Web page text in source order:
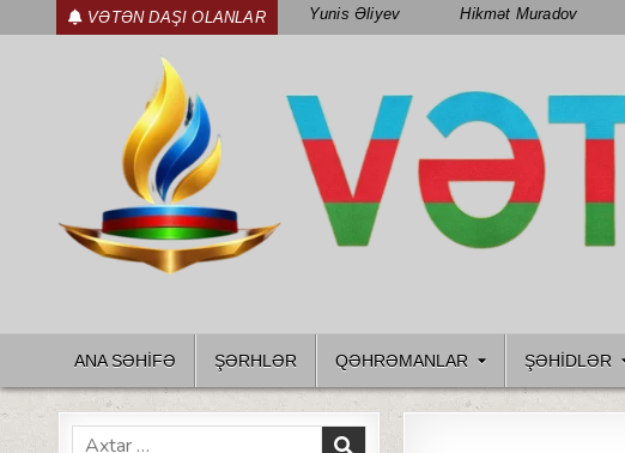
to
VƏTƏN DAŞI OLANLAR Yunis Əliyev Hikmət Muradov
ANA SƏHİFƏ ŞƏRHLƏR QƏHRƏMANLAR ŞƏHIDLƏR
Search